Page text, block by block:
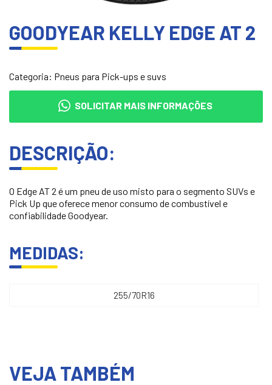
GOODYEAR KELLY EDGE AT 2
Categoria: Pneus para Pick-ups e suvs
SOLICITAR MAIS INFORMAÇÕES
DESCRIÇÃO:
O Edge AT 2 é um pneu de uso misto para o segmento SUVs e
Pick Up que oferece menor consumo de combustível e
confiabilidade Goodyear.
MEDIDAS:
255/70R16
VEJA TAMBÉM